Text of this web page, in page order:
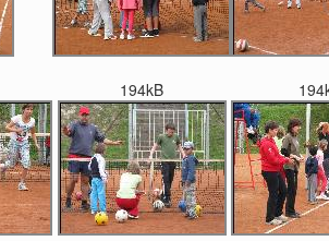
194kB